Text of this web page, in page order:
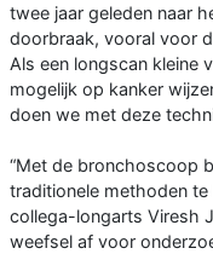
twee jaar geleden naar
doorbraak, vooral voor
Als een longscan kleine
mogelijk op kanker
doen we met deze
“Met de bronchoscoop
traditionele methoden te
collega-longarts Viresh
weefsel af voor